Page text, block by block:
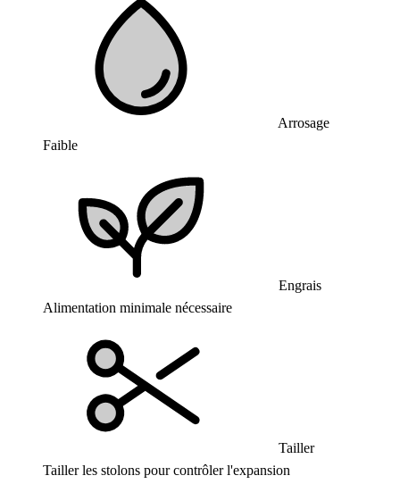
Arrosage
Faible
Engrais
Alimentation minimale nécessaire
Tailler
Tailler les stolons pour contrôler l'expansion